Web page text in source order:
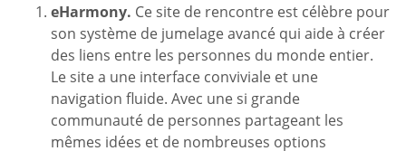
eHarmony. Ce site de rencontre est célèbre pour
son système de jumelage avancé qui aide à créer
des liens entre les personnes du monde entier.
Le site a une interface conviviale et une
navigation fluide. Avec une si grande
communauté de personnes partageant les
mêmes idées et de nombreuses options